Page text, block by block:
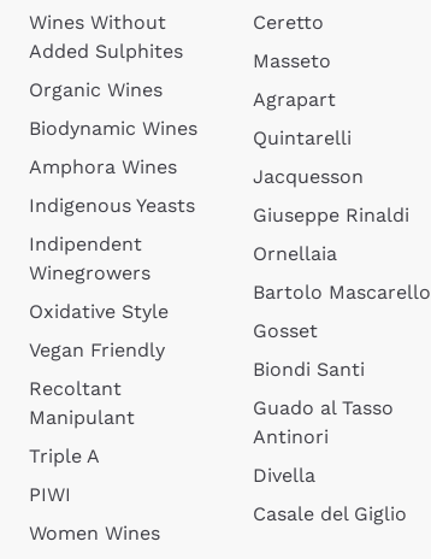
Wines Without
Added Sulphites
Organic Wines
Biodynamic Wines
Amphora Wines
Indigenous Yeasts
Indipendent
Winegrowers
Oxidative Style
Vegan Friendly
Recoltant
Manipulant
Triple A
PIWI
Women Wines
Ceretto
Masseto
Agrapart
Quintarelli
Jacquesson
Giuseppe Rinaldi
Ornellaia
Bartolo Mascarello
Gosset
Biondi Santi
Guado al Tasso
Antinori
Divella
Casale del Giglio